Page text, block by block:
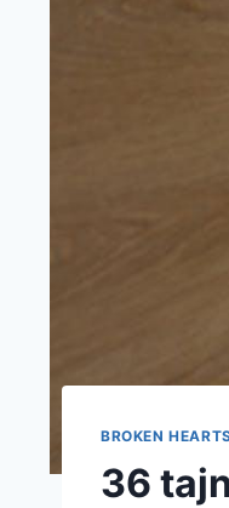
BROKEN
36